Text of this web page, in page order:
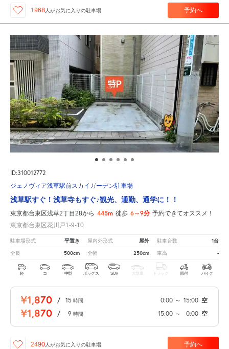
1968人がお気に入りの駐車場 予約へ
ID:310012772
ジェノヴィア浅草駅前スカイガーデン駐車場
浅草駅すぐ！浅草寺もすぐ♪観光、通勤、通学に！！
東京都台東区浅草2丁目28から 445m 徒歩 6～9分 予約できてオススメ！
東京都台東区花川戸1-9-10
駐車場形式 平置き 屋内外形式 屋外 駐車台数 1台
全長 500cm 全幅 250cm 車高 -
軽 コ 中型 ボックス SUV 大型車 トラック 原付 バイク
¥1,870 / 15 時間 0:00 ～ 15:00 空
¥1,870 / 9 時間 15:00 ～ 0:00 空
2490人がお気に入りの駐車場 予約へ